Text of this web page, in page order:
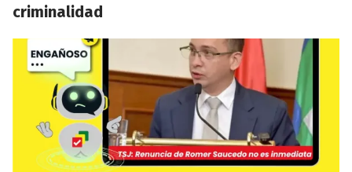
criminalidad